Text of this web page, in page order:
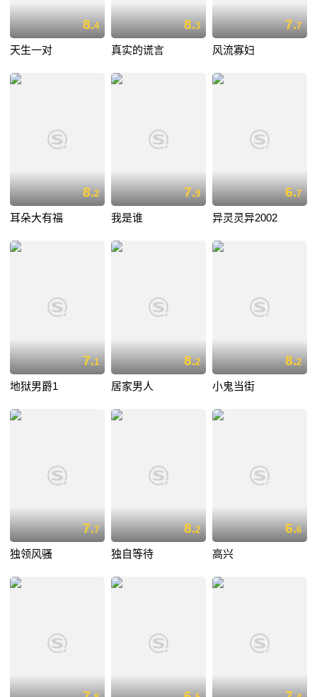
8.4
天生一对
8.3
真实的谎言
7.7
风流寡妇
8.2
耳朵大有福
7.9
我是谁
6.7
异灵灵异2002
7.1
地狱男爵1
8.2
居家男人
8.2
小鬼当街
7.7
独领风骚
8.2
独自等待
6.6
高兴